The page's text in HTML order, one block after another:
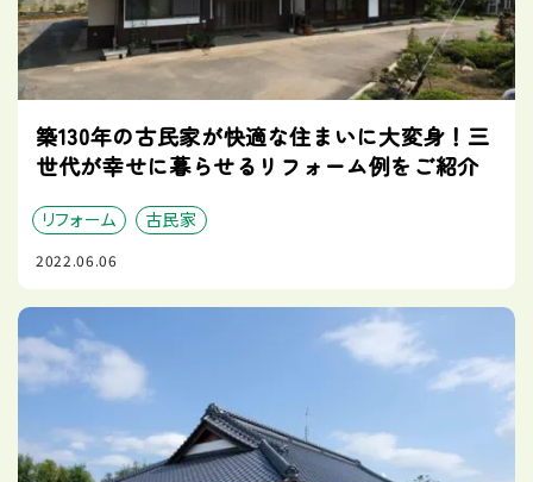
築130年の古民家が快適な住まいに大変身！三
世代が幸せに暮らせるリフォーム例をご紹介
リフォーム 古民家
2022.06.06